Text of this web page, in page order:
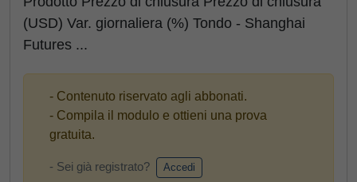
(USD) Var. giornaliera (%) Tondo - Shanghai
Futures ...
- Contenuto riservato agli abbonati.
- Compila il modulo e ottieni una prova
gratuita.
- Sei già registrato? Accedi